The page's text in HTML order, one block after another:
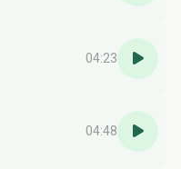
04:23
04:48